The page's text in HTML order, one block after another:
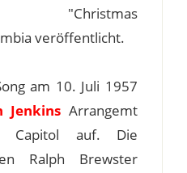
"Christmas
veröffentlicht.
am 10. Juli 1957
Jenkins Arrangemt
Capitol auf. Die
Ralph Brewster